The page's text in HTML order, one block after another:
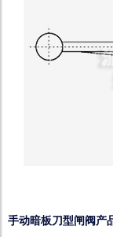
手动暗板刀型闸阀产